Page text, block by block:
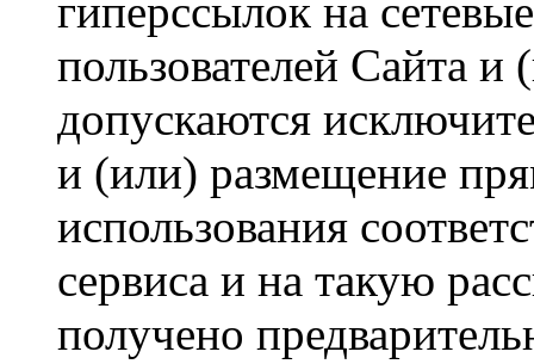
гиперссылок на
пользователей Сайта
допускаются
и (или) размещение
использования
сервиса и на такую
получено